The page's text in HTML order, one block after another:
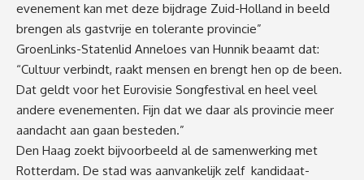
evenement kan met deze bijdrage Zuid-Holland in beeld
brengen als gastvrije en tolerante provincie”
GroenLinks-Statenlid Anneloes van Hunnik beaamt dat:
“Cultuur verbindt, raakt mensen en brengt hen op de been.
Dat geldt voor het Eurovisie Songfestival en heel veel
andere evenementen. Fijn dat we daar als provincie meer
aandacht aan gaan besteden.”
Den Haag zoekt bijvoorbeeld al de samenwerking met
Rotterdam. De stad was aanvankelijk zelf kandidaat-